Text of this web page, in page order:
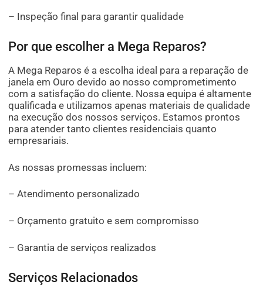
– Inspeção final para garantir qualidade
Por que escolher a Mega Reparos?
A Mega Reparos é a escolha ideal para a reparação de
janela em Ouro devido ao nosso comprometimento
com a satisfação do cliente. Nossa equipa é altamente
qualificada e utilizamos apenas materiais de qualidade
na execução dos nossos serviços. Estamos prontos
para atender tanto clientes residenciais quanto
empresariais.
As nossas promessas incluem:
– Atendimento personalizado
– Orçamento gratuito e sem compromisso
– Garantia de serviços realizados
Serviços Relacionados